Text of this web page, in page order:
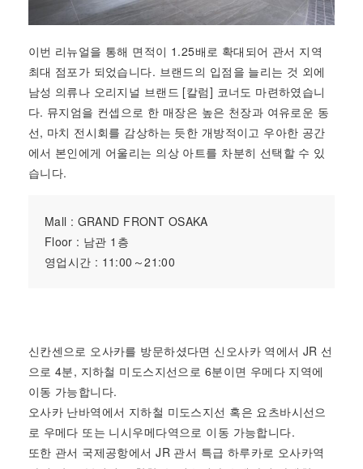
이번 리뉴얼을 통해 면적이 1.25배로 확대되어 관서 지역
최대 점포가 되었습니다. 브랜드의 입점을 늘리는 것 외에
남성 의류나 오리지널 브랜드 [칼럼] 코너도 마련하였습니
다. 뮤지엄을 컨셉으로 한 매장은 높은 천장과 여유로운 동
선, 마치 전시회를 감상하는 듯한 개방적이고 우아한 공간
에서 본인에게 어울리는 의상 아트를 차분히 선택할 수 있
습니다.
Mall : GRAND FRONT OSAKA
Floor : 남관 1층
영업시간 : 11:00～21:00
신칸센으로 오사카를 방문하셨다면 신오사카 역에서 JR 선
으로 4분, 지하철 미도스지선으로 6분이면 우메다 지역에
이동 가능합니다.
오사카 난바역에서 지하철 미도스지선 혹은 요츠바시선으
로 우메다 또는 니시우메다역으로 이동 가능합니다.
또한 관서 국제공항에서 JR 관서 특급 하루카로 오사카역